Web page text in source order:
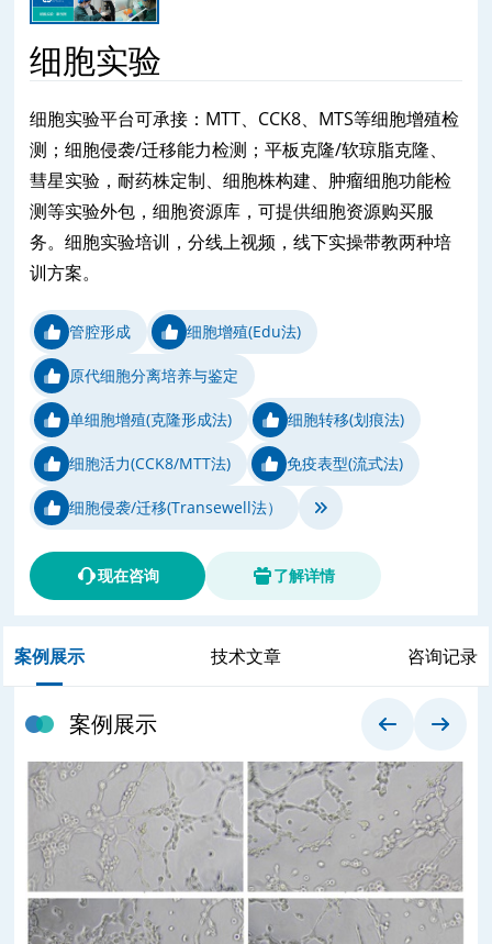
细胞实验
细胞实验平台可承接：MTT、CCK8、MTS等细胞增殖检
测；细胞侵袭/迁移能力检测；平板克隆/软琼脂克隆、
彗星实验，耐药株定制、细胞株构建、肿瘤细胞功能检
测等实验外包，细胞资源库，可提供细胞资源购买服
务。细胞实验培训，分线上视频，线下实操带教两种培
训方案。
管腔形成 细胞增殖(Edu法)
原代细胞分离培养与鉴定
单细胞增殖(克隆形成法) 细胞转移(划痕法)
细胞活力(CCK8/MTT法) 免疫表型(流式法)
细胞侵袭/迁移(Transewell法）
现在咨询 了解详情
案例展示 技术文章 咨询记录
案例展示